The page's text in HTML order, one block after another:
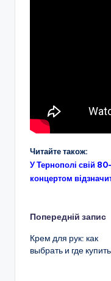
Читайте також:
У Тернополі свій
концертом
Навігація
по
Попередній запис
Крем для рук: как
выбрать и где купить